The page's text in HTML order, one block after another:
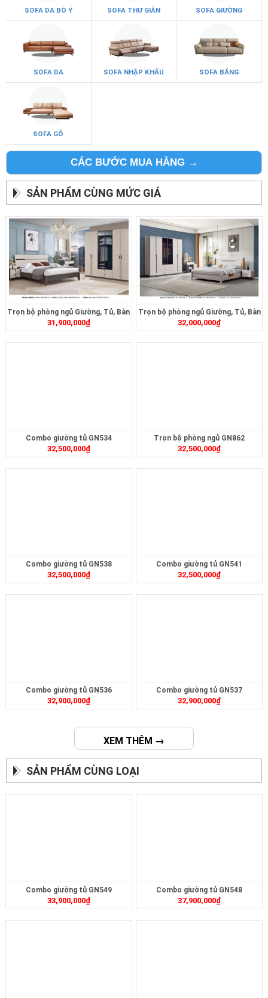
SOFA DA BÒ Ý SOFA THƯ GIÃN SOFA GIƯỜNG
SOFA DA SOFA NHẬP KHẨU SOFA BĂNG
SOFA GỖ
CÁC BƯỚC MUA HÀNG →
SẢN PHẨM CÙNG MỨC GIÁ
Trọn bộ phòng ngủ Giường, Tủ, Bàn
Phấn, Tabl005
31,900,000₫
Trọn bộ phòng ngủ Giường, Tủ, Bàn
Phấn, Tabb36
32,000,000₫
Combo giường tủ GN534
32,500,000₫
Trọn bộ phòng ngủ GN862
32,500,000₫
Combo giường tủ GN538
32,500,000₫
Combo giường tủ GN541
32,500,000₫
Combo giường tủ GN536
32,900,000₫
Combo giường tủ GN537
32,900,000₫
XEM THÊM →
SẢN PHẨM CÙNG LOẠI
Combo giường tủ GN549
33,900,000₫
Combo giường tủ GN548
37,900,000₫